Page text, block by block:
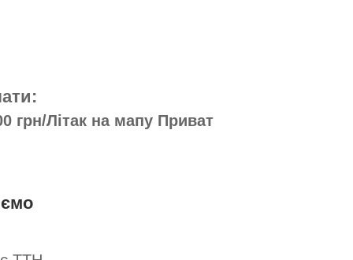
грн/Літак на мапу Приват